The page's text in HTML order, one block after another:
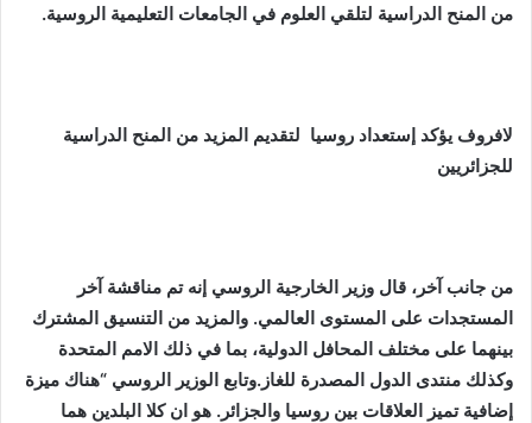
من المنح الدراسية لتلقي العلوم في الجامعات التعليمية الروسية.
لافروف يؤكد إستعداد روسيا لتقديم المزيد من المنح الدراسية
للجزائريين
من جانب آخر، قال وزير الخارجية الروسي إنه تم مناقشة آخر
المستجدات على المستوى العالمي. والمزيد من التنسيق المشترك
بينهما على مختلف المحافل الدولية، بما في ذلك الامم المتحدة
وكذلك منتدى الدول المصدرة للغاز.وتابع الوزير الروسي “هناك ميزة
إضافية تميز العلاقات بين روسيا والجزائر. هو ان كلا البلدين هما